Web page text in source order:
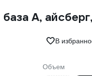
A,
В
Объем